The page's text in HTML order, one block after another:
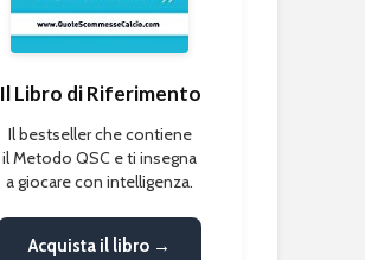
Il Libro di Riferimento
Il bestseller che contiene
il Metodo QSC e ti insegna
a giocare con intelligenza.
Acquista il libro →